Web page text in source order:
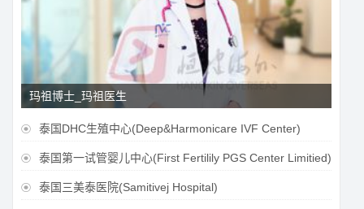
玛祖博士_玛祖医生
 泰国DHC生殖中心(Deep&Harmonicare IVF Center)
 泰国第一试管婴儿中心(First Fertilily PGS Center Limitied)
 泰国三美泰医院(Samitivej Hospital)